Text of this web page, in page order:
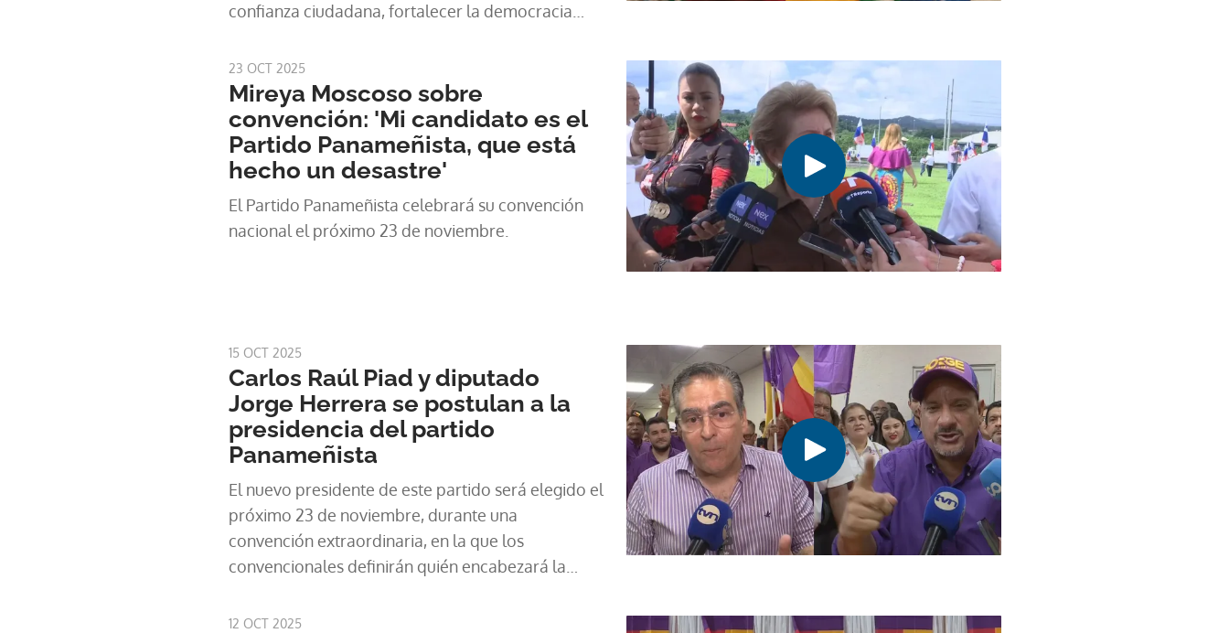
confianza ciudadana, fortalecer la democracia
23 OCT 2025
Mireya Moscoso sobre
convención: 'Mi candidato es el
Partido Panameñista, que está
hecho un desastre'
El Partido Panameñista celebrará su convención
nacional el próximo 23 de noviembre.
15 OCT 2025
Carlos Raúl Piad y diputado
Jorge Herrera se postulan a la
presidencia del partido
Panameñista
El nuevo presidente de este partido será elegido el
próximo 23 de noviembre, durante una
convención extraordinaria, en la que los
convencionales definirán quién encabezará la
12 OCT 2025